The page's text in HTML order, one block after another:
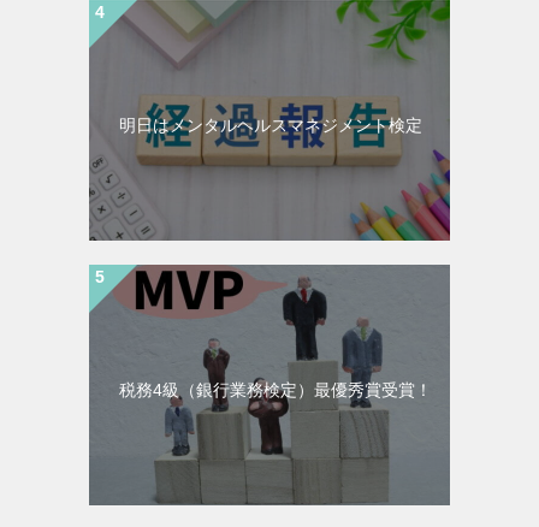
明日はメンタルヘルスマネジメント検定
税務4級（銀行業務検定）最優秀賞受賞！